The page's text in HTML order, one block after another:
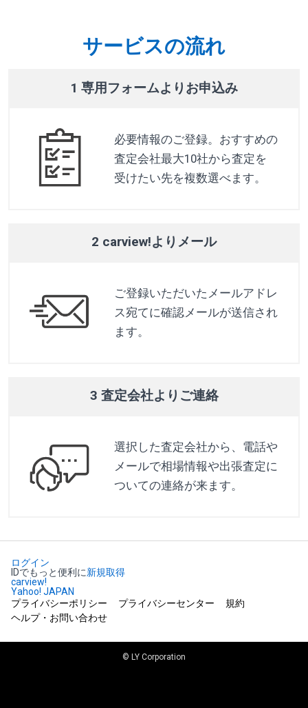
サービスの流れ
1 専用フォームよりお申込み
必要情報のご登録。おすすめの
査定会社最大10社から査定を
受けたい先を複数選べます。
2 carview!よりメール
ご登録いただいたメールアドレ
ス宛てに確認メールが送信され
ます。
3 査定会社よりご連絡
選択した査定会社から、電話や
メールで相場情報や出張査定に
ついての連絡が来ます。
ログイン
IDでもっと便利に新規取得
carview!
Yahoo! JAPAN
プライバシーポリシー
プライバシーセンター
規約
ヘルプ・お問い合わせ
© LY Corporation